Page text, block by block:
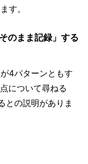
す。
のまま記録」する
4パターンともす
について尋ねる
との説明がありま